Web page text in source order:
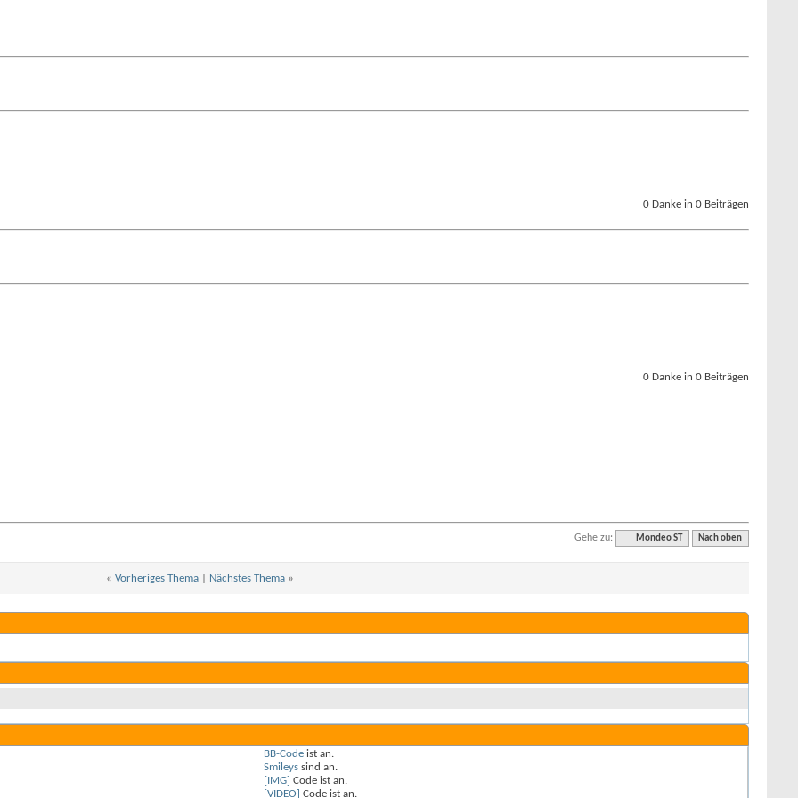
0 Danke in 0 Beiträgen
0 Danke in 0 Beiträgen
Gehe zu: Mondeo ST Nach oben
« Vorheriges Thema| Nächstes Thema »
BB-Codeist an.
Smileyssind an.
[IMG] Code ist an.
[VIDEO] Code ist an.